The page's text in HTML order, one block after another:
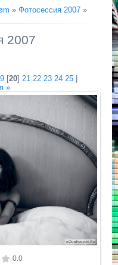
» Фотосессия 2007 »
2007
[20] 21 22 23 24 25|
»
1000x667
0.0